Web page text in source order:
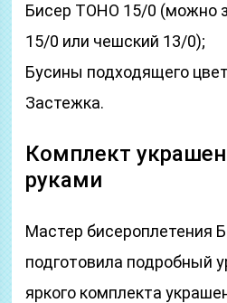
Бисер TOHO 15/0 (можно
15/0 или чешский 13/0);
Бусины подходящего
Застежка.
Комплект
руками
Мастер бисероплетения
подготовила подробный
яркого комплекта